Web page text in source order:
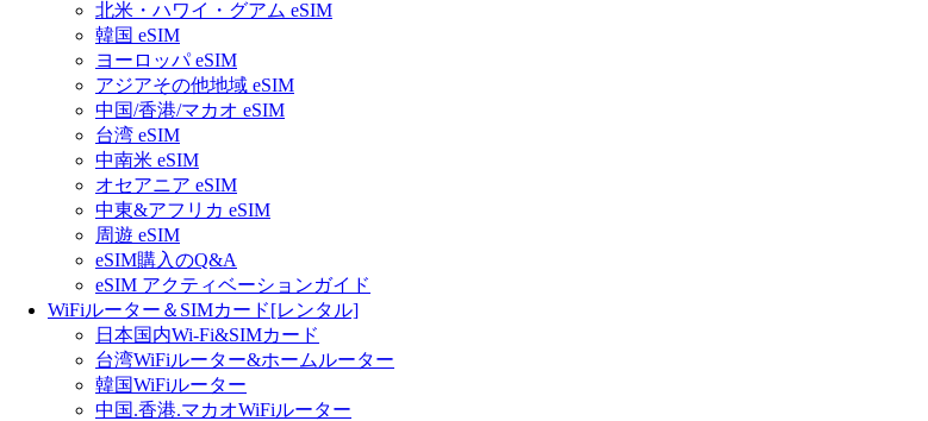
北米・ハワイ・グアム eSIM
韓国 eSIM
ヨーロッパ eSIM
アジアその他地域 eSIM
中国/香港/マカオ eSIM
台湾 eSIM
中南米 eSIM
オセアニア eSIM
中東&アフリカ eSIM
周遊 eSIM
eSIM購入のQ&A
eSIM アクティベーションガイド
WiFiルーター＆SIMカード[レンタル]
日本国内Wi-Fi&SIMカード
台湾WiFiルーター&ホームルーター
韓国WiFiルーター
中国.香港.マカオWiFiルーター